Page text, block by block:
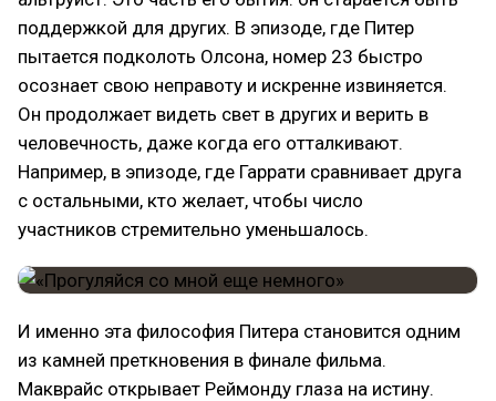
поддержкой для других. В эпизоде, где Питер
пытается подколоть Олсона, номер 23 быстро
осознает свою неправоту и искренне извиняется.
Он продолжает видеть свет в других и верить в
человечность, даже когда его отталкивают.
Например, в эпизоде, где Гаррати сравнивает друга
с остальными, кто желает, чтобы число
участников стремительно уменьшалось.
И именно эта философия Питера становится одним
из камней преткновения в финале фильма.
Макврайс открывает Реймонду глаза на истину.